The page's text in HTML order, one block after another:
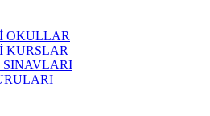
OKULLAR
KURSLAR